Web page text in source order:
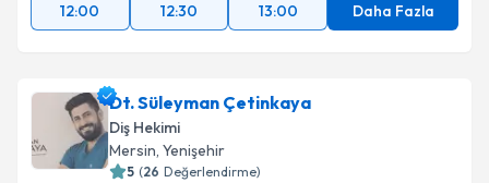
12:00 12:30 13:00 Daha Fazla
Dt. Süleyman Çetinkaya
Diş Hekimi
Mersin, Yenişehir
5 (26 Değerlendirme)